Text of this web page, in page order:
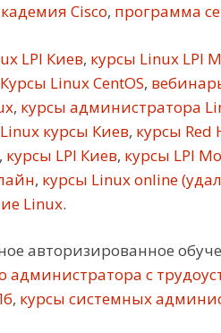
Cisco, программа
LPI Киев, курсы Linux LPI
Курсы Linux CentOS,
, курсы администратора
Linux курсы Киев, курсы Red
, курсы LPI Киев, курсы LPI
, курсы Linux online
Linux.
авторизированное
администратора с
, курсы системных